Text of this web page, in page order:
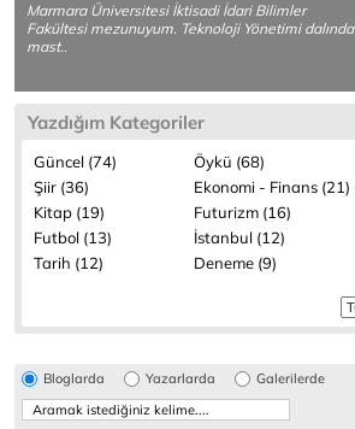
Marmara Üniversitesi İktisadi İdari Bilimler
Fakültesi mezunuyum. Teknoloji Yönetimi dalında
mast..
Yazdığım Kategoriler
Güncel (74)
Öykü (68)
Şiir (36)
Ekonomi - Finans (21)
Kitap (19)
Futurizm (16)
Futbol (13)
İstanbul (12)
Tarih (12)
Deneme (9)
Bloglarda Yazarlarda Galerilerde